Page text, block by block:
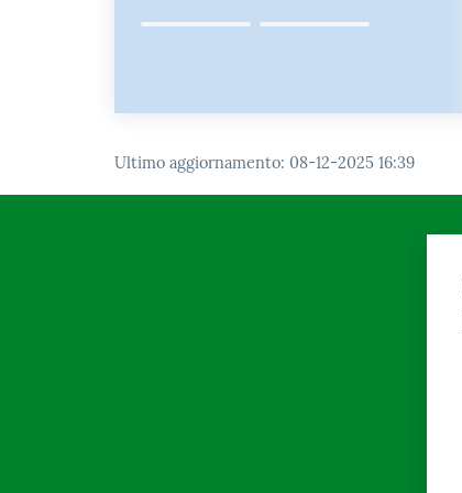
Ultimo aggiornamento: 08-12-2025 16:39